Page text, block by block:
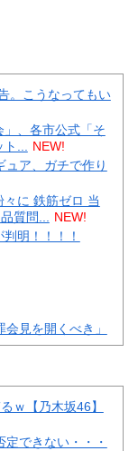
。こうなってもい
」、各市公式「そ
...
NEW!
ュア、ガチで作り
々に 鉄筋ゼロ 当
質問...
NEW!
明！！！！
見を開くべき」
ｗ【乃木坂46】
定できない・・・